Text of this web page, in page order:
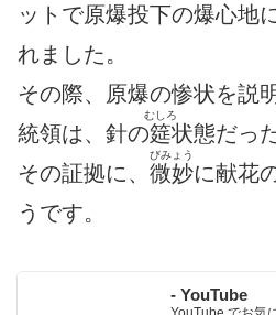
ットで原爆投下の爆心地
れました。
その際、原爆の惨状を説
統領は、針の筵
むしろ
状態だっ
その証拠に、 微妙
びみょう
に献花
うです。
- YouTube